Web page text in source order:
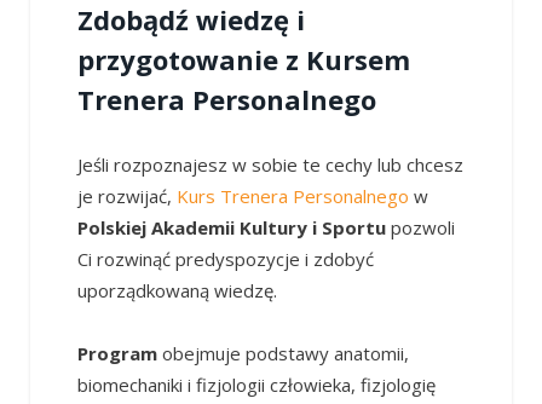
Zdobądź wiedzę i
przygotowanie z Kursem
Trenera Personalnego
Jeśli rozpoznajesz w sobie te cechy lub chcesz
je rozwijać, Kurs Trenera Personalnego w
Polskiej Akademii Kultury i Sportupozwoli
Ci rozwinąć predyspozycje i zdobyć
uporządkowaną wiedzę.
Program obejmuje podstawy anatomii,
biomechaniki i fizjologii człowieka, fizjologię